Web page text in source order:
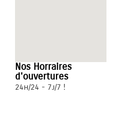
Nos Horraires
d'ouvertures
24h/24 - 7j/7 !